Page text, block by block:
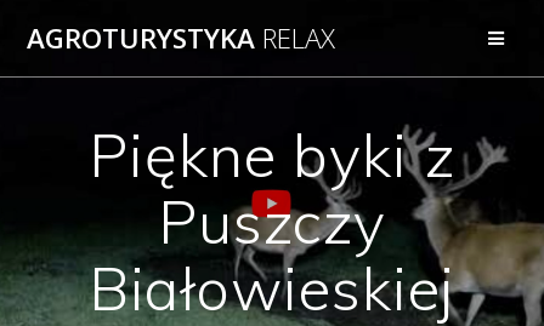
AGROTURYSTYKA RELAX
Piękne byki z
Puszczy
Białowieskiej